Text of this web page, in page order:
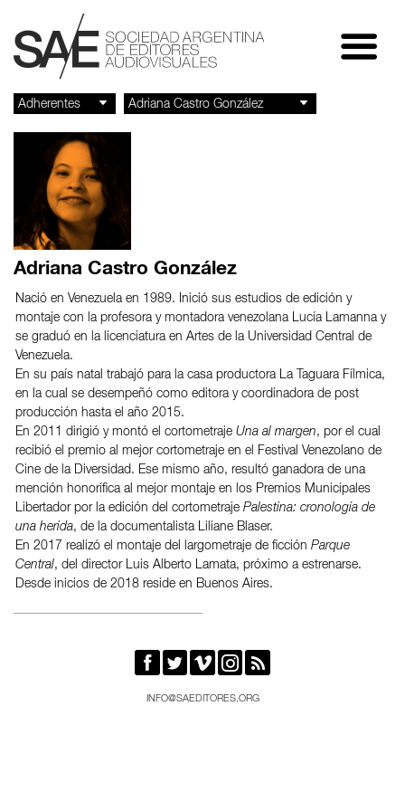
Adriana Castro González
Nació en Venezuela en 1989. Inició sus estudios de edición y
montaje con la profesora y montadora venezolana Lucía Lamanna y
se graduó en la licenciatura en Artes de la Universidad Central de
Venezuela.
En su país natal trabajó para la casa productora La Taguara Fílmica,
en la cual se desempeñó como editora y coordinadora de post
producción hasta el año 2015.
En 2011 dirigió y montó el cortometraje Una al margen, por el cual
recibió el premio al mejor cortometraje en el Festival Venezolano de
Cine de la Diversidad. Ese mismo año, resultó ganadora de una
mención honorífica al mejor montaje en los Premios Municipales
Libertador por la edición del cortometraje Palestina: cronología de
una herida, de la documentalista Liliane Blaser.
En 2017 realizó el montaje del largometraje de ficción Parque
Central, del director Luis Alberto Lamata, próximo a estrenarse.
Desde inicios de 2018 reside en Buenos Aires.
    
INFO@SAEDITORES.ORG